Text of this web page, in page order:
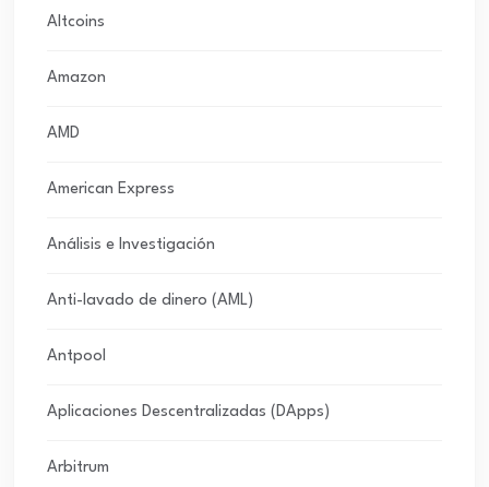
Altcoins
Amazon
AMD
American Express
Análisis e Investigación
Anti-lavado de dinero (AML)
Antpool
Aplicaciones Descentralizadas (DApps)
Arbitrum